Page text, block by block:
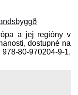
a jej regióny v
dostupné na
80-970204-9-1,